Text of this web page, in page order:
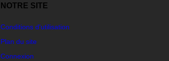
NOTRE SITE
Conditions d'utilisation
Plan du site
Connexion